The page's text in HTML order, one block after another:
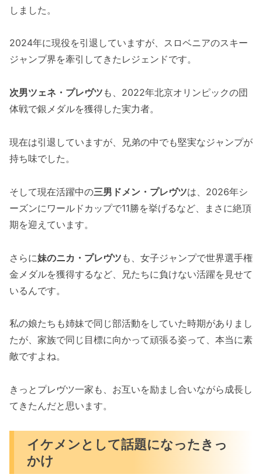
しました。
2024年に現役を引退していますが、スロベニアのスキー
ジャンプ界を牽引してきたレジェンドです。
次男ツェネ・プレヴツ も、2022年北京オリンピックの団
体戦で銀メダルを獲得した実力者。
現在は引退していますが、兄弟の中でも堅実なジャンプが
持ち味でした。
そして現在活躍中の三男ドメン・プレヴツは、2026年シ
ーズンにワールドカップで11勝を挙げるなど、まさに絶頂
期を迎えています。
さらに妹のニカ・プレヴツ も、女子ジャンプで世界選手権
金メダルを獲得するなど、兄たちに負けない活躍を見せて
いるんです。
私の娘たちも姉妹で同じ部活動をしていた時期がありまし
たが、家族で同じ目標に向かって頑張る姿って、本当に素
敵ですよね。
きっとプレヴツ一家も、お互いを励まし合いながら成長し
てきたんだと思います。
イケメンとして話題になったきっ
かけ